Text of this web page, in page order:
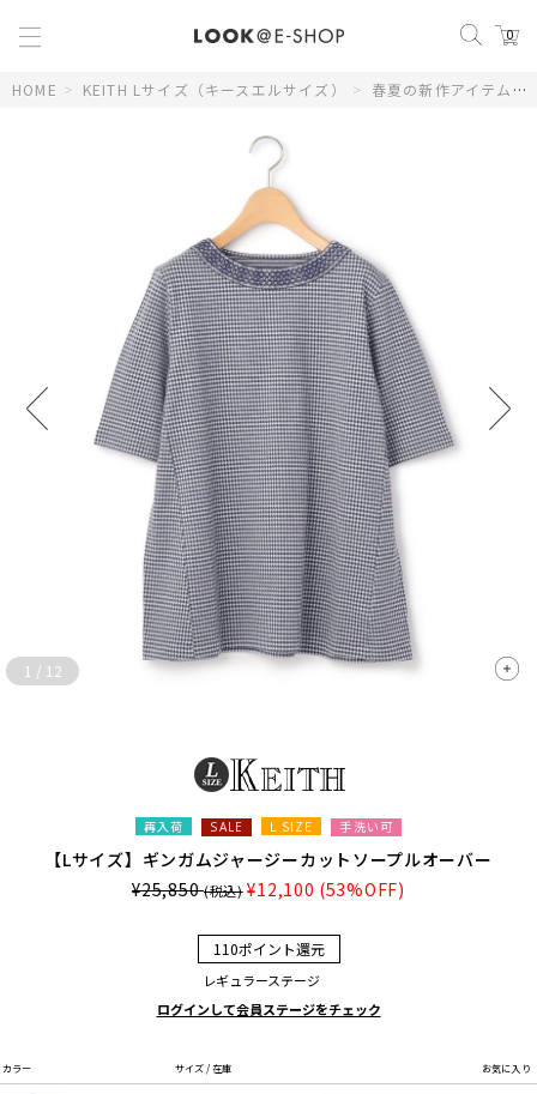
0
HOME > KEITH Lサイズ（キースエルサイズ） > 春夏の新作アイテム >
1 / 12
再入荷 SALE L SIZE 手洗い可
【Lサイズ】ギンガムジャージーカットソープルオーバー
¥25,850(税込) ¥12,100 (53%OFF)
110ポイント還元
レギュラーステージ
ログインして会員ステージをチェック
カラー サイズ / 在庫 お気に入り